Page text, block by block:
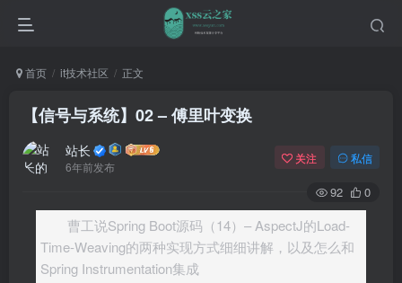
首页 it技术社区 正文
【信号与系统】02 – 傅里叶变换
站长
6年前发布
关注 私信
92 0
曹工说Spring Boot源码（14）– AspectJ的Load-
Time-Weaving的两种实现方式细细讲解，以及怎么和
Spring Instrumentation集成